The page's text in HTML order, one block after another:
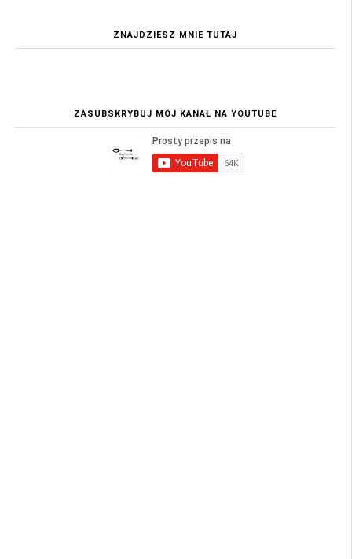
ZNAJDZIESZ MNIE TUTAJ
ZASUBSKRYBUJ MÓJ KANAŁ NA YOUTUBE